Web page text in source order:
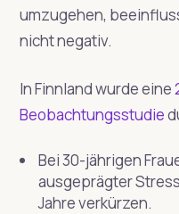
umzugehen,
nicht negativ.
In Finnland wurde eine
Beobachtungsstudie
Bei 30-jährigen
ausgeprägter
Jahre verkürzen.